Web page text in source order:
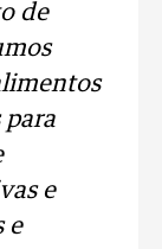
de
para
e
e